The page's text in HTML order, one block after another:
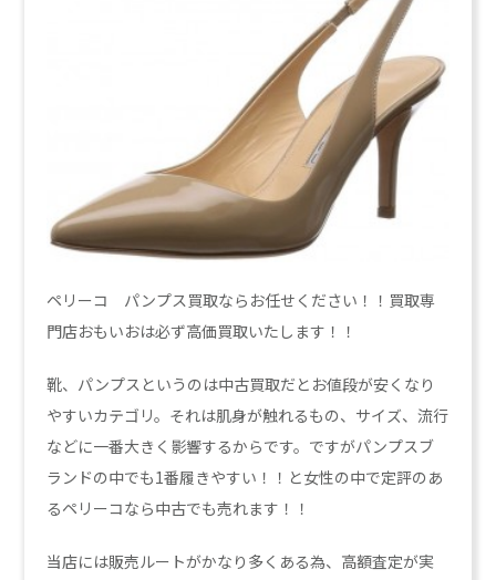
ペリーコ パンプス買取ならお任せください！！買取専
門店おもいおは必ず高価買取いたします！！
靴、パンプスというのは中古買取だとお値段が安くなり
やすいカテゴリ。それは肌身が触れるもの、サイズ、流行
などに一番大きく影響するからです。ですがパンプスブ
ランドの中でも1番履きやすい！！と女性の中で定評のあ
るペリーコなら中古でも売れます！！
当店には販売ルートがかなり多くある為、高額査定が実